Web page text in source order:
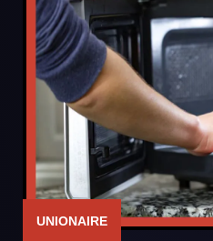
UNIONAIRE